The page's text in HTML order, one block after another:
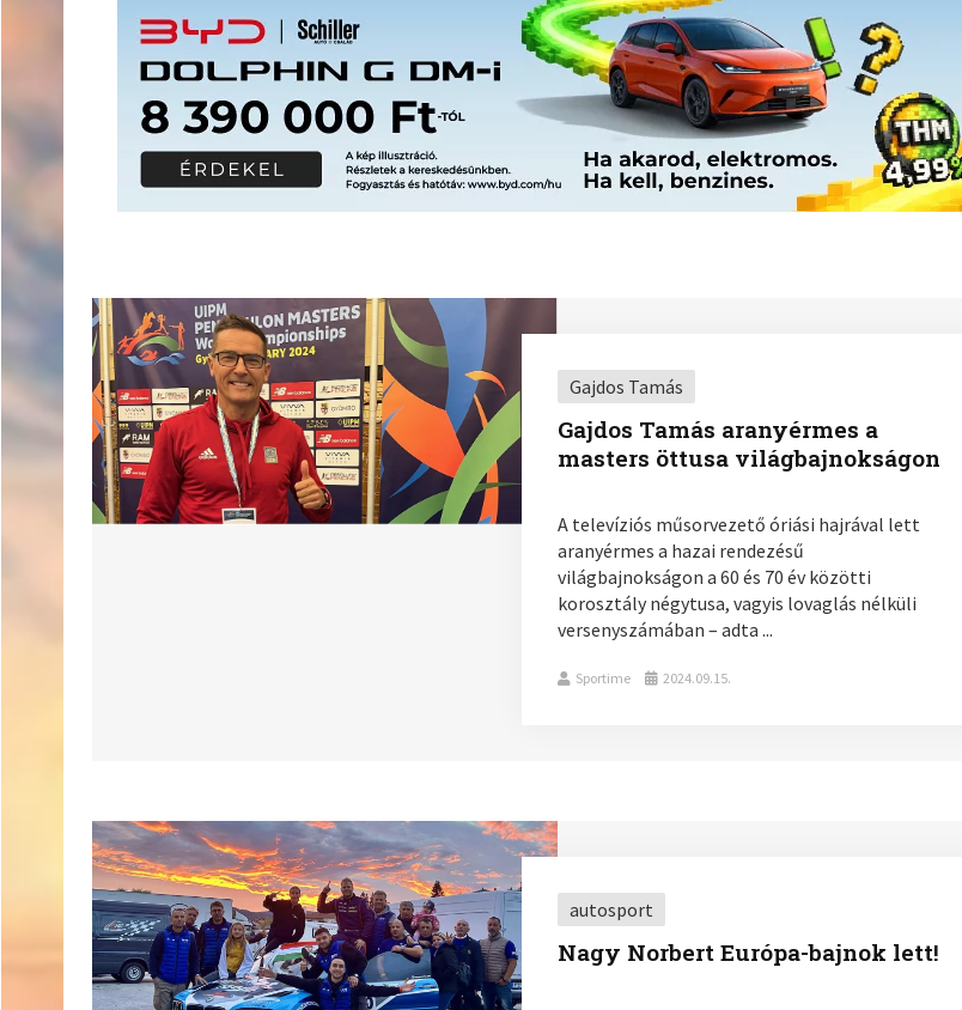
Gajdos Tamás
Gajdos Tamás aranyérmes a
masters öttusa világbajnokságon
A televíziós műsorvezető óriási hajrával lett
aranyérmes a hazai rendezésű
világbajnokságon a 60 és 70 év közötti
korosztály négytusa, vagyis lovaglás nélküli
versenyszámában – adta ...
Sportime 2024.09.15.
autosport
Nagy Norbert Európa-bajnok lett!